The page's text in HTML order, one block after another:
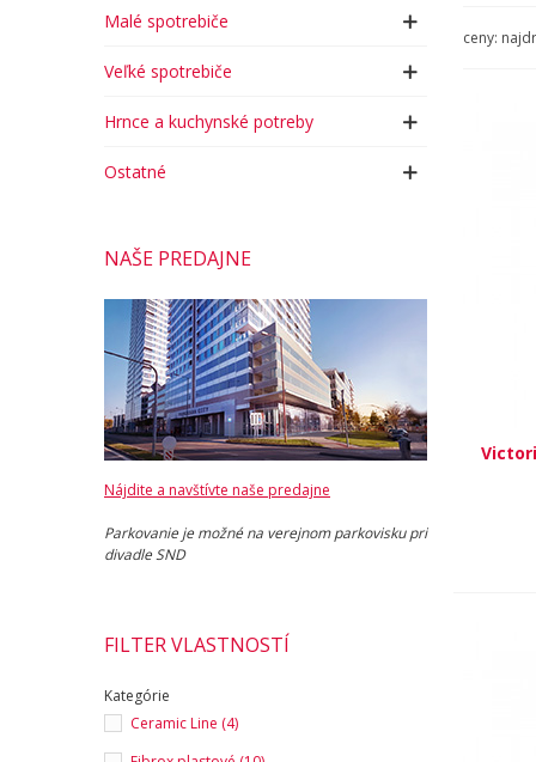
Malé spotrebiče
Veľké spotrebiče
Hrnce a kuchynské potreby
Ostatné
NAŠE PREDAJNE
Nájdite a navštívte naše predajne
Parkovanie je možné na verejnom parkovisku pri
divadle SND
FILTER VLASTNOSTÍ
Kategórie
Ceramic Line (4)
ceny: